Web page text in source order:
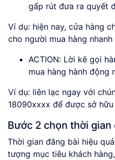
gấp rút đưa ra quyết
Ví dụ: hiện nay, cửa hàng
cho người mua hàng
ACTION: Lời kê gọi
mua hàng hành động
Ví dụ: liên lạc ngay với
18090xxxx để được sở
Bước 2 chọn thời
Thời gian đăng bài hiệu
tượng mục tiêu khách